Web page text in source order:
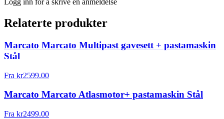
Logg inn for å skrive en anmeldelse
Relaterte produkter
Marcato Marcato Multipast gavesett + pastamaskin
Stål
Fra kr2599.00
Marcato Marcato Atlasmotor+ pastamaskin Stål
Fra kr2499.00